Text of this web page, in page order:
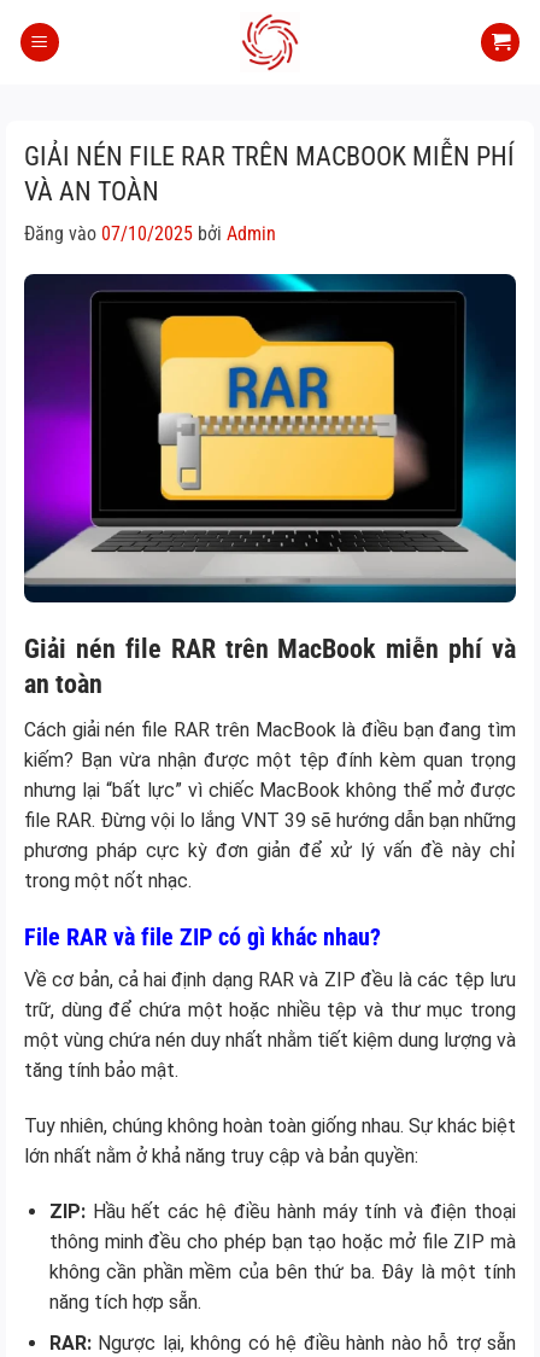
qua
GIẢI NÉN FILE RAR TRÊN MACBOOK MIỄN PHÍ
VÀ AN TOÀN
Đăng vào 07/10/2025 bởi Admin
Giải nén file RAR trên MacBook miễn phí và
an toàn
Cách giải nén file RAR trên MacBook là điều bạn đang tìm
kiếm? Bạn vừa nhận được một tệp đính kèm quan trọng
nhưng lại “bất lực” vì chiếc MacBook không thể mở được
file RAR. Đừng vội lo lắng VNT 39 sẽ hướng dẫn bạn những
phương pháp cực kỳ đơn giản để xử lý vấn đề này chỉ
trong một nốt nhạc.
File RAR và file ZIP có gì khác nhau?
Về cơ bản, cả hai định dạng RAR và ZIP đều là các tệp lưu
trữ, dùng để chứa một hoặc nhiều tệp và thư mục trong
một vùng chứa nén duy nhất nhằm tiết kiệm dung lượng và
tăng tính bảo mật.
Tuy nhiên, chúng không hoàn toàn giống nhau. Sự khác biệt
lớn nhất nằm ở khả năng truy cập và bản quyền:
ZIP:Hầu hết các hệ điều hành máy tính và điện thoại
thông minh đều cho phép bạn tạo hoặc mở file ZIP mà
không cần phần mềm của bên thứ ba. Đây là một tính
năng tích hợp sẵn.
RAR: Ngược lại, không có hệ điều hành nào hỗ trợ sẵn